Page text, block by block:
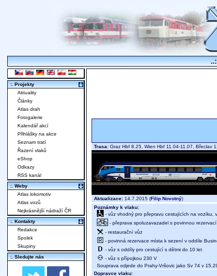
Trasa: Graz Hbf 8.25, Wien Hbf 11.04-11.07,
Aktualizace: 14.7.2015 (Filip Novotný)
Poznámky k vlaku:
- vůz vhodný pro přepravu cestujících na vozíku,
- přeprava spoluzavazadel s povinnou
- restaurační vůz
- povinná rezervace místa k sezení v oddíle
- vůz s oddíly pro cestující s dětmi do 10 let
- vůz s přípojkou 230 V
Souprava odjede do Prahy-Vršovic jako Sv 74 v
Dopravce vlaku:
:. Projekty
Aktuality
Články
Atlas drah
Fotogalerie
Kalendář akcí
Přihlášky na akce
Seznam tratí
Řazení vlaků
eShop
Odkazy
RSS kanál
:. Weby
Atlas lokomotiv
Atlas vozů
Nejkrásnější nádraží ČR
:. Kontakty
Redakce
Spolek
Skupiny
:. Sledujte nás